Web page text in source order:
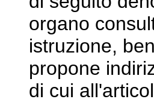
organo
istruzione,
propone
di cui